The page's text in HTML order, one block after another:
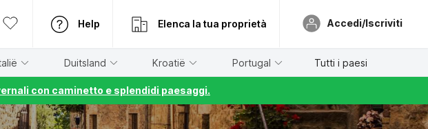
Help Elenca la tua proprietà Accedi/Iscriviti
Duitsland Kroatië Portugal Tutti i paesi
con caminetto e splendidi paesaggi.